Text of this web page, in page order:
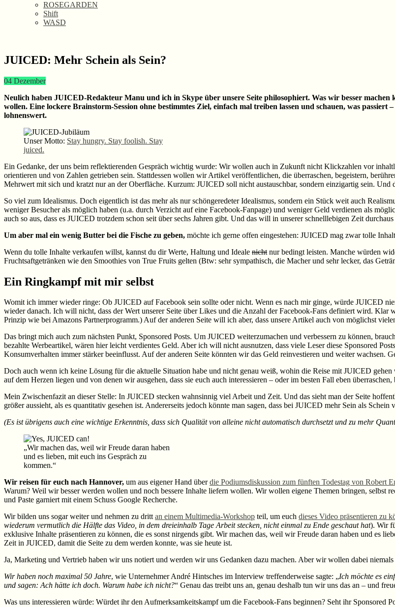
ROSEGARDEN
Shift
WASD
JUICED: Mehr Schein als Sein?
04 Dezember
Neulich haben JUICED-Redakteur Manu und ich in Skype über unsere Seite philosophiert. Was wir besser
wollen. Eine lockere Brainstorm-Session ohne bestimmtes Ziel, einfach mal treiben lassen und schauen, was
lohnenswert.
Unser Motto: Stay hungry. Stay foolish. Stay
juiced.
Ein Gedanke, der uns beim reflektierenden Gespräch wichtig wurde: Wir wollen auch in Zukunft nicht Klickzahlen vor
orientieren und von Zahlen getrieben sein. Stattdessen wollen wir Artikel veröffentlichen, die überraschen, begeistern,
Mehrwert mit sich und kratzt nur an der Oberfläche. Kurzum: JUICED soll nicht austauschbar, sondern einzigartig sein. Und
So viel zum Idealismus. Doch eigentlich ist das mehr als nur schöngeredeter Idealismus, sondern ein Stück weit auch
weniger Besucher als möglich haben (u.a. durch Verzicht auf eine Facebook-Fanpage) und weniger Geld verdienen als
auch so aus, dass es JUICED trotzdem schon seit über sechs Jahren gibt. Und das will in unserer schnelllebigen Zeit
Um aber mal ein wenig Butter bei die Fische zu geben, möchte ich gerne offen eingestehen: JUICED mag zwar tolle
Wenn du tolle Inhalte verkaufen willst, kannst du dir Werte, Haltung und Ideale nicht nur bedingt leisten. Manche würden
Fruchtsaftgetränken wie den Smoothies von True Fruits gelten (Btw: sehr sympathisch, die Macher und sehr lecker, das
Ein Ringkampf mit mir selbst
Womit ich immer wieder ringe: Ob JUICED auf Facebook sein sollte oder nicht. Wenn es nach mir ginge, würde JUICED
wieder danach. Ich will nicht, dass der Wert unserer Seite über Likes und die Anzahl der Facebook-Fans definiert wird.
Prinzip wie bei Amazons Partnerprogramm.) Auf der anderen Seite will ich aber, dass unsere Artikel auch von möglichst
Das bringt mich auch zum nächsten Punkt, Sponsored Posts. Um JUICED weiterzumachen und verbessern zu können,
bezahlte Werbeartikel, wären hier leicht verdientes Geld. Aber ich will nicht ausnutzen, dass viele Leser diese Sponsored
Konsumverhalten immer stärker beeinflusst. Auf der anderen Seite könnten wir das Geld reinvestieren und weiter wachsen.
Doch auch wenn ich keine Lösung für die aktuelle Situation habe und nicht genau weiß, wohin die Reise mit JUICED
auf dem Herzen liegen und von denen wir ausgehen, dass sie euch auch interessieren – oder im besten Fall eben
Mein Zwischenfazit an dieser Stelle: In JUICED stecken wahnsinnig viel Arbeit und Zeit. Und das sieht man der Seite
größer aussieht, als es quantitativ gesehen ist. Andererseits jedoch könnte man sagen, dass bei JUICED mehr Sein als
(Es ist übrigens auch eine wichtige Erkenntnis, dass sich Qualität von alleine nicht automatisch durchsetzt und zu mehr
„Wir machen das, weil wir Freude daran haben
und es lieben, mit euch ins Gespräch zu
kommen.“
Wir reisen für euch nach Hannover, um aus eigener Hand überdie Podiumsdiskussion zum fünften Todestag von Robert
Warum? Weil wir besser werden wollen und noch bessere Inhalte liefern wollen. Wir wollen eigene Themen bringen, selbst
und Paste garniert mit einem Schuss Google Recherche.
Wir bilden uns sogar weiter und nehmen zu drittan einem Multimedia-Workshop teil, um euch dieses Video präsentieren zu
wiederum vermutlich die Hälfte das Video, in dem dreieinhalb Tage Arbeit stecken, nicht einmal zu Ende geschaut hat). Wir
exklusive Inhalte präsentieren zu können, die es sonst nirgends gibt. Wir machen das, weil wir Freude daran haben und es
Zeit in JUICED, damit die Seite zu dem werden konnte, was sie heute ist.
Ja, Marketing und Vertrieb haben wir uns notiert und werden wir uns Gedanken dazu machen. Aber wir wollen dabei
Wir haben noch maximal 50 Jahre, wie Unternehmer André Hintsches im Interview treffenderweise sagte: „Ich möchte es
und sagen: Ach hätte ich doch. Warum habe ich nicht?“ Genau das treibt uns an, genau deshalb tun wir uns das an – und
Was uns interessieren würde: Würdet ihr den Aufmerksamkeitskampf um die Facebook-Fans beginnen? Seht ihr Sponsored